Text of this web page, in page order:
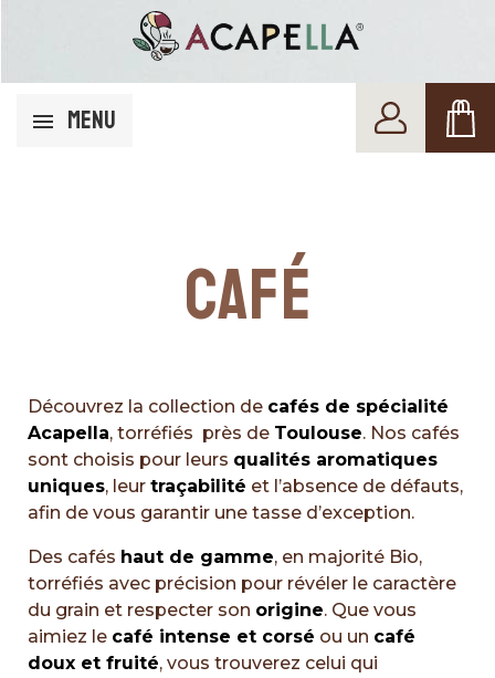
MENU
CAFÉ
Découvrez la collection de cafés de spécialité
Acapella, torréfiés près de Toulouse. Nos cafés
sont choisis pour leurs qualités aromatiques
uniques, leur traçabilité et l’absence de défauts,
afin de vous garantir une tasse d’exception.
Des cafés haut de gamme, en majorité Bio,
torréfiés avec précision pour révéler le caractère
du grain et respecter son origine. Que vous
aimiez le café intense et corsé ou un café
doux et fruité, vous trouverez celui qui